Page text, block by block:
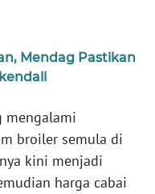
Mendag Pastikan
mengalami
broiler semula di
kini menjadi
harga cabai